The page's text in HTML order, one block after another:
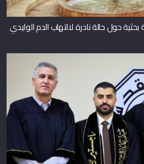
حول حالة نادرة لالتهاب الدم الوليدي